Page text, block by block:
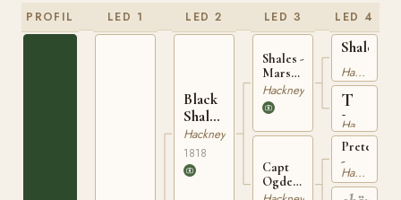
PROFIL LED 1 LED 2
Black
Shales
-
Chadd's
Hackney
1818
LED 3
Shales -
Marshland's
HSB
434
Hackney
Capt
Ogdens
Trotting
LED 4
Shales
- Hackney
T
Jenkins
Mare
Hackney
Pretender
-
Wroots
HSB
Hackney